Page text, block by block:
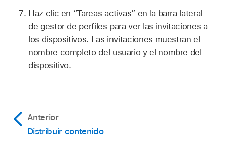
Haz clic en “Tareas activas” en la barra lateral
de gestor de perfiles para ver las invitaciones a
los dispositivos. Las invitaciones muestran el
nombre completo del usuario y el nombre del
dispositivo.
Anterior
Distribuir contenido